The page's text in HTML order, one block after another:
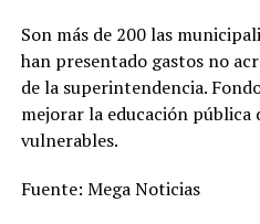
Son más de 200 las
han presentado gastos no
de la superintendencia.
mejorar la educación pública
vulnerables.
Fuente: Mega Noticias